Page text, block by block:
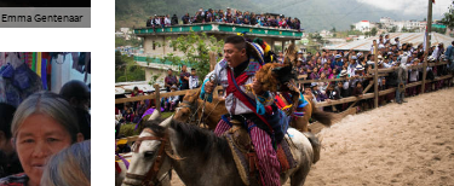
Emma Gentenaar